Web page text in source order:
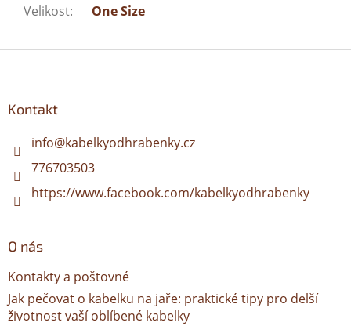
Velikost: One Size
Kontakt
info@kabelkyodhrabenky.cz
776703503
https://www.facebook.com/kabelkyodhrabenky
O nás
Kontakty a poštovné
Jak pečovat o kabelku na jaře: praktické tipy pro delší
životnost vaší oblíbené kabelky